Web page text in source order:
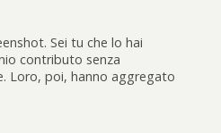
Sei tu che lo hai
contributo senza
Loro, poi, hanno aggregato